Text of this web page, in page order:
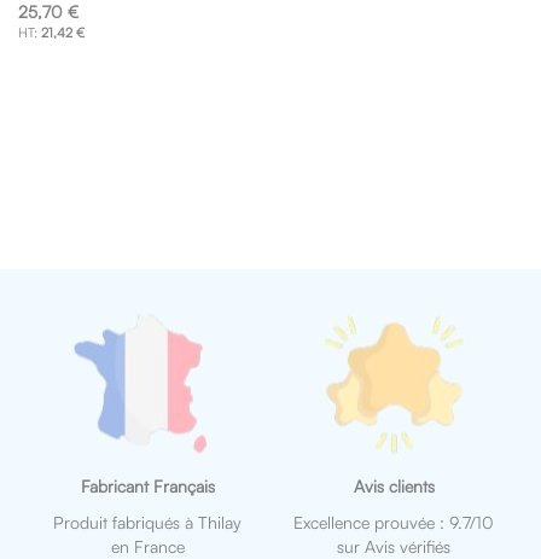
25,70 €
21,42 €
Fabricant Français
Produit fabriqués à Thilay
en France
Avis clients
Excellence prouvée : 9.7/10
sur Avis vérifiés